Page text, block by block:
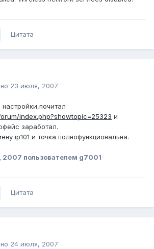
Цитата
23 июля, 2007
index.php?showtopic=25323 и
заработал.
ip101 и точка полнофункциональна.
2007 пользователем g7001
Цитата
24 июля, 2007